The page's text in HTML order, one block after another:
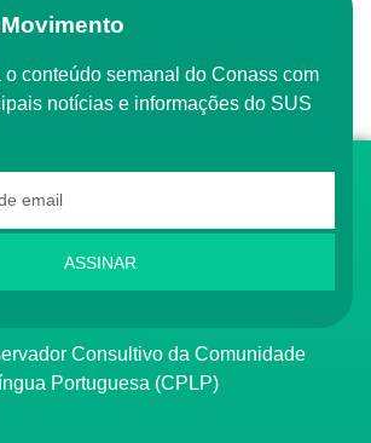
notícias e informações do SUS
ASSINAR
Portuguesa (CPLP)